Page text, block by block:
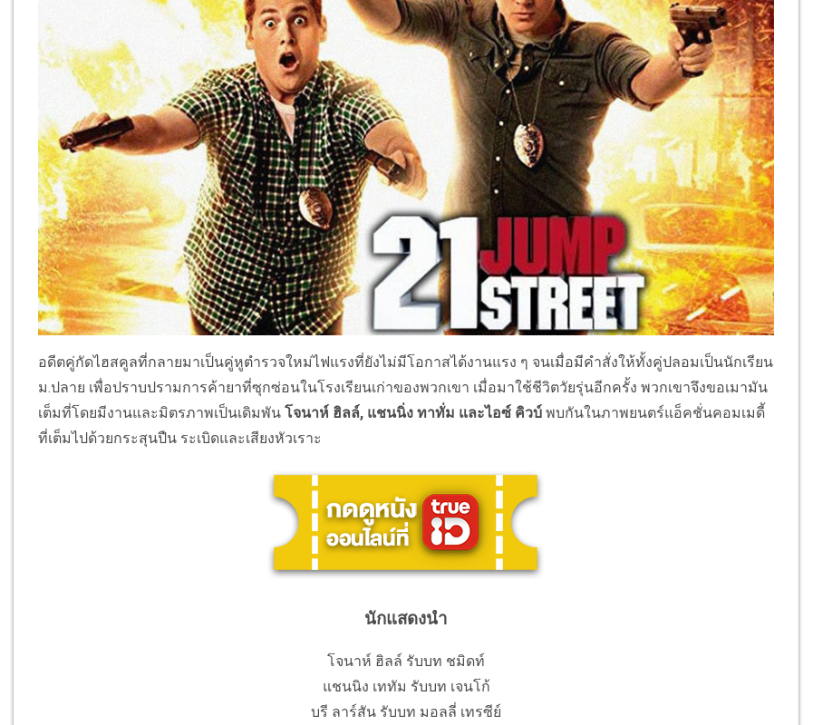
อดีตคู่กัดไฮสคูลที่กลายมาเป็นคู่หูตำรวจใหม่ไฟแรงที่ยังไม่มีโอกาสได้งานแรง ๆ จนเมื่อมีคำสั่งให้ทั้งคู่ปลอมเป็นนักเรียน
ม.ปลาย เพื่อปราบปรามการค้ายาที่ซุกซ่อนในโรงเรียนเก่าของพวกเขา เมื่อมาใช้ชีวิตวัยรุ่นอีกครั้ง พวกเขาจึงขอเมามัน
เต็มที่โดยมีงานและมิตรภาพเป็นเดิมพันโจนาห์ ฮิลล์, แชนนิ่ง ทาทั่ม และไอซ์ คิวบ์ พบกันในภาพยนตร์แอ็คชั่นคอมเมดี้
ที่เต็มไปด้วยกระสุนปืน ระเบิดและเสียงหัวเราะ
นักแสดงนำ
โจนาห์ ฮิลล์ รับบท ชมิดท์
แชนนิง เททัม รับบท เจนโก้
บรี ลาร์สัน รับบท มอลลี่ เทรซีย์